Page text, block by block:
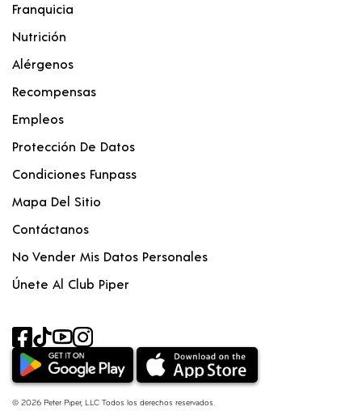
Franquicia
Nutrición
Alérgenos
Recompensas
Empleos
Protección De Datos
Condiciones Funpass
Mapa Del Sitio
Contáctanos
No Vender Mis Datos Personales
Únete Al Club Piper
© 2026 Peter Piper, LLC Todos los derechos reservados.